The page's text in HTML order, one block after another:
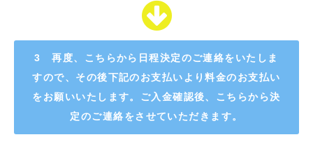
3 再度、こちらから日程決定のご連絡をいたしま
すので、その後下記のお支払いより料金のお支払い
をお願いいたします。ご入金確認後、こちらから決
定のご連絡をさせていただきます。